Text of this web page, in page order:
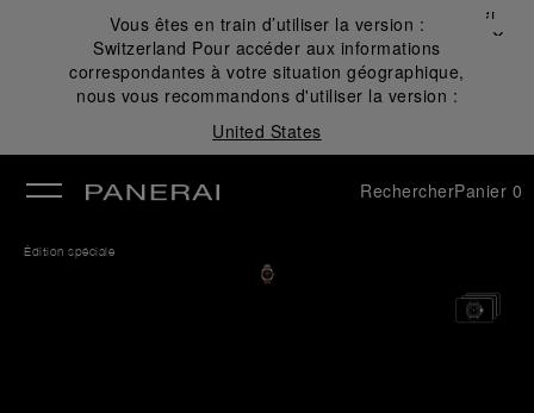
Vous êtes en train d’utiliser la version :
Switzerland Pour accéder aux informations
correspondantes à votre situation géographique,
nous vous recommandons d'utiliser la version :
United States
Fermer
✕
RechercherPanier 0
Édition spéciale